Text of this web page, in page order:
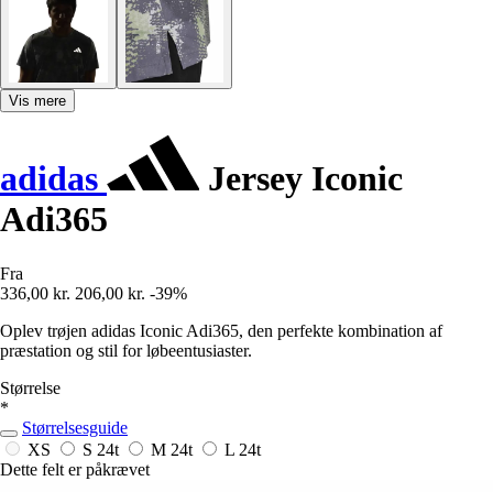
Vis mere
adidas
Jersey Iconic
Adi365
Fra
336,00 kr. 206,00 kr. -39%
Oplev trøjen adidas Iconic Adi365, den perfekte kombination af
præstation og stil for løbeentusiaster.
Størrelse
*
Størrelsesguide
XS
S 24t M 24t L 24t
Dette felt er påkrævet